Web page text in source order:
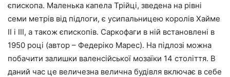
єпископа. Маленька капела Трійці, зведена на рівні
семи метрів від підлоги, є усипальницею королів Хайме
II і III, а також єпископів. Саркофаги в ній встановлені в
1950 році (автор – Федеріко Марес). На підлозі можна
побачити залишки валенсійської мозаїки 14 століття. В
даний час це величезна велична будівля включає в себе